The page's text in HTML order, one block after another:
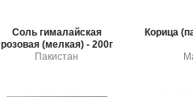
Соль гималайская
розовая (мелкая) - 200г
Пакистан
Корица